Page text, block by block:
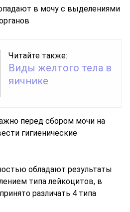
в мочу с выделениями
Читайте также:
Виды желтого тела в
яичнике
перед сбором мочи на
гигиенические
обладают результаты
типа лейкоцитов, в
различать 4 типа